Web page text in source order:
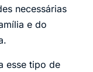
necessárias
e do
esse tipo de